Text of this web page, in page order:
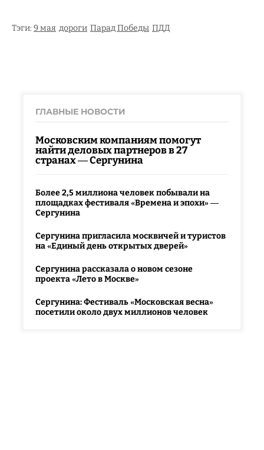
Тэги: 9 мая дороги Парад Победы ПДД
ГЛАВНЫЕ НОВОСТИ
Московским компаниям помогут
найти деловых партнеров в 27
странах — Сергунина
Более 2,5 миллиона человек побывали на
площадках фестиваля «Времена и эпохи» —
Сергунина
Сергунина пригласила москвичей и туристов
на «Единый день открытых дверей»
Сергунина рассказала о новом сезоне
проекта «Лето в Москве»
Сергунина: Фестиваль «Московская весна»
посетили около двух миллионов человек